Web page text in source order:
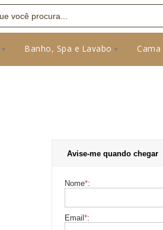
Banho, Spa e Lavabo
Avise-me quando chegar
Nome*:
Email *: